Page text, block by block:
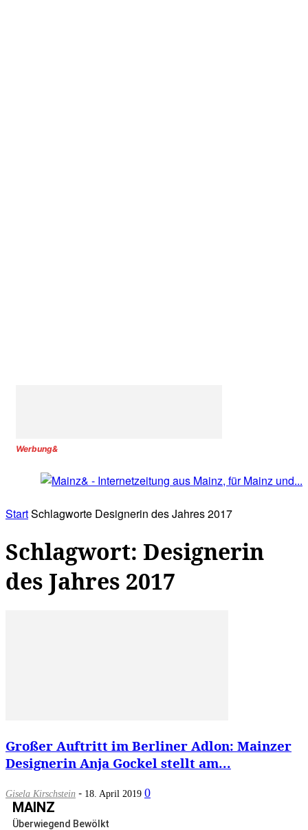
Werbung&
StartSchlagworte Designerin des Jahres 2017
Schlagwort: Designerin
des Jahres 2017
Großer Auftritt im Berliner Adlon: Mainzer
Designerin Anja Gockel stellt am...
Gisela Kirschstein - 18. April 2019 0
MAINZ
Überwiegend Bewölkt